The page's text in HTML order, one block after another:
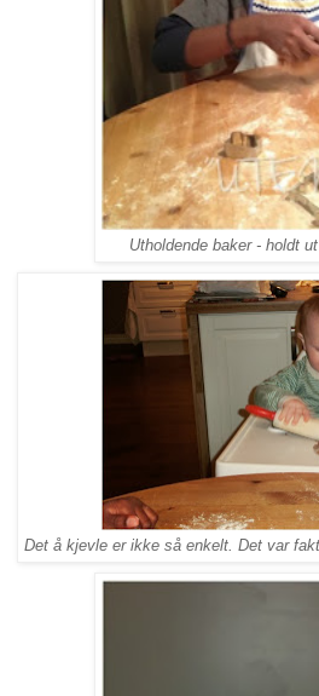
Utholdende baker - holdt
Det å kjevle er ikke så enkelt. Det var